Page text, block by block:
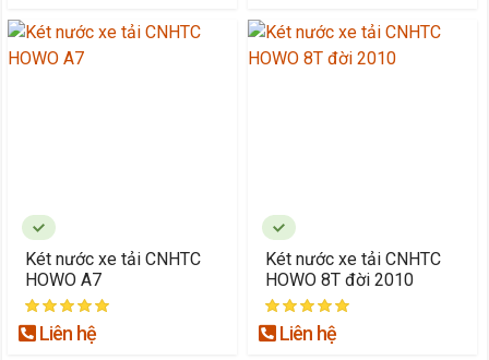
Két nước xe tải CNHTC
HOWO A7
Liên hệ
Két nước xe tải CNHTC
HOWO 8T đời 2010
Liên hệ